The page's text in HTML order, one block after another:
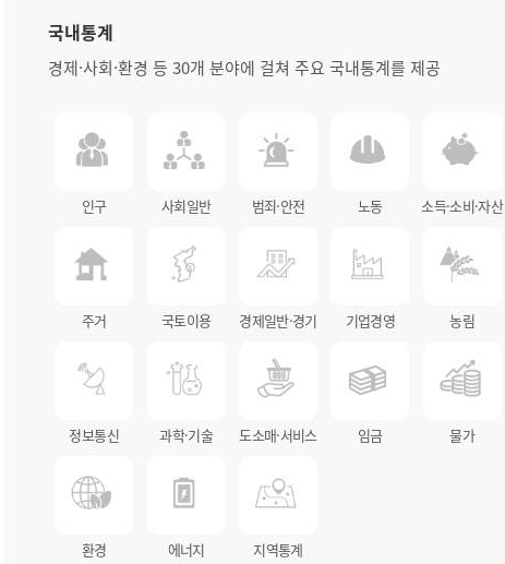
국내통계
경제·사회·환경 등 30개 분야에 걸쳐 주요 국내통계를 제공
인구 사회일반 범죄·안전 노동 소득·소비·자산
주거 국토이용 경제일반·경기 기업경영 농림
정보통신 과학·기술 도소매·서비스 임금 물가
환경 에너지 지역통계